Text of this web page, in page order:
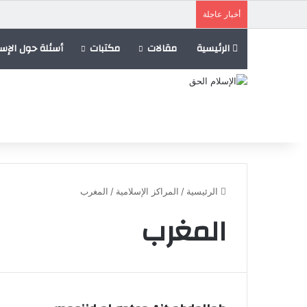
أخبار عاجلة
الرئيسية مقالات مكتبات أسئلة حول
الرئيسية / المراكز الإسلامية / المغرب
المغرب